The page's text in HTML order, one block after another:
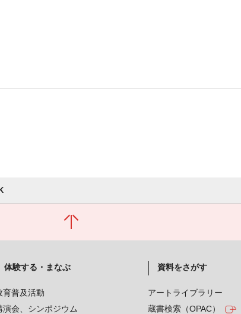
体験する・まなぶ
育普及活動
演会、シンポジウム
資料をさがす
アートライブラリー
蔵書検索（OPAC）